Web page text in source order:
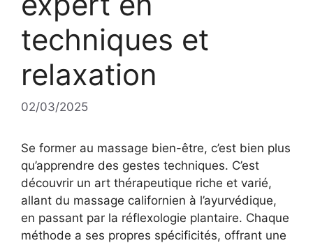
techniques et
relaxation
02/03/2025
Se former au massage bien-être, c’est bien plus
qu’apprendre des gestes techniques. C’est
découvrir un art thérapeutique riche et varié,
allant du massage californien à l’ayurvédique,
en passant par la réflexologie plantaire. Chaque
méthode a ses propres spécificités, offrant une